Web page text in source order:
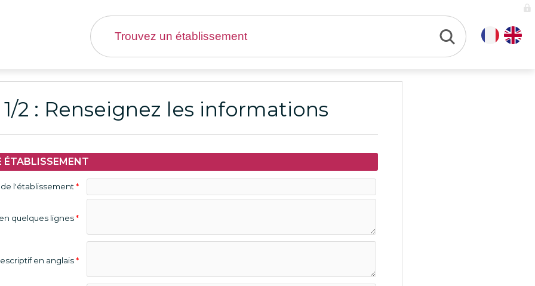
2 : Renseignez les informations
ÉTABLISSEMENT
de l'établissement*
quelques lignes*
en anglais*